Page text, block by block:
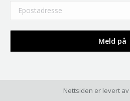
Nettsiden er levert av